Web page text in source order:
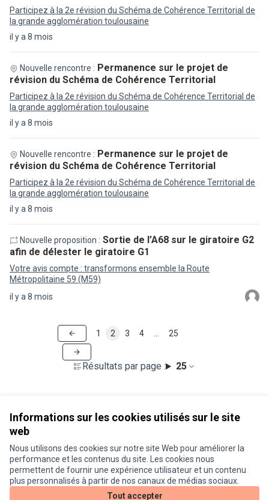
Informations sur les cookies utilisés sur le site
web
Nous utilisons des cookies sur notre site Web pour améliorer la
performance et les contenus du site. Les cookies nous
permettent de fournir une expérience utilisateur et un contenu
plus personnalisés à partir de nos canaux de médias sociaux.
Tout accepter
il y a 8 mois
Participez à la 2e révision du Schéma de Cohérence Territorial de
la grande agglomération toulousaine
il y a 8 mois
Nouvelle rencontre : Permanence sur le projet de
révision du Schéma de Cohérence Territorial
Participez à la 2e révision du Schéma de Cohérence Territorial de
la grande agglomération toulousaine
il y a 8 mois
Nouvelle rencontre : Permanence sur le projet de
révision du Schéma de Cohérence Territorial
Participez à la 2e révision du Schéma de Cohérence Territorial de
la grande agglomération toulousaine
il y a 8 mois
Nouvelle proposition : Sortie de l’A68 sur le giratoire G2
afin de délester le giratoire G1
Votre avis compte : transformons ensemble la Route
Métropolitaine 59 (M59)
Résultats par page : 25
1 2 3 4 25
Conditions d'utilisation
Paramètres des cookies
Je participe ! sur X
(Lien externe)
Je participe ! sur Facebook
Je participe ! sur Instagram